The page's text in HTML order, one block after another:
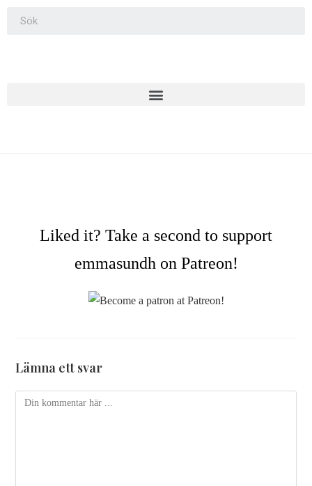
Liked it? Take a second to support
emmasundh on Patreon!
Lämna ett svar